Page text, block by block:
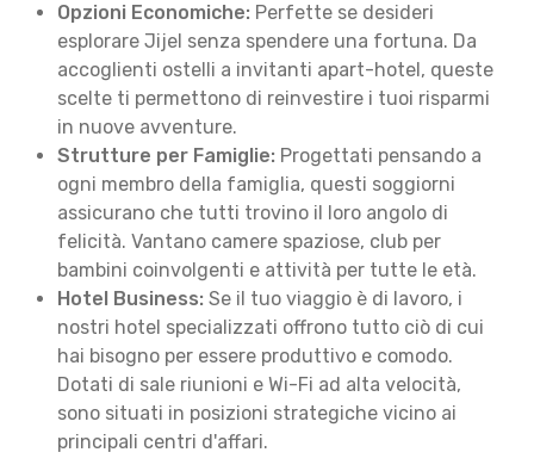
Opzioni Economiche: Perfette se desideri
esplorare Jijel senza spendere una fortuna. Da
accoglienti ostelli a invitanti apart-hotel, queste
scelte ti permettono di reinvestire i tuoi risparmi
in nuove avventure.
Strutture per Famiglie: Progettati pensando a
ogni membro della famiglia, questi soggiorni
assicurano che tutti trovino il loro angolo di
felicità. Vantano camere spaziose, club per
bambini coinvolgenti e attività per tutte le età.
Hotel Business: Se il tuo viaggio è di lavoro, i
nostri hotel specializzati offrono tutto ciò di cui
hai bisogno per essere produttivo e comodo.
Dotati di sale riunioni e Wi-Fi ad alta velocità,
sono situati in posizioni strategiche vicino ai
principali centri d'affari.